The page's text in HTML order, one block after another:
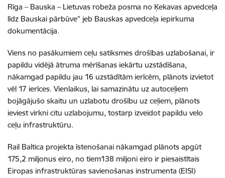
Rīga – Bauska – Lietuvas robeža posma no Ķekavas apvedceļa
līdz Bauskai pārbūve” jeb Bauskas apvedceļa iepirkuma
dokumentācija.
Viens no pasākumiem ceļu satiksmes drošības uzlabošanai, ir
papildu vidējā ātruma mērīšanas iekārtu uzstādīšana,
nākamgad papildu jau 16 uzstādītām ierīcēm, plānots izvietot
vēl 17 ierīces. Vienlaikus, lai samazinātu uz autoceļiem
bojāgājušo skaitu un uzlabotu drošību uz ceļiem, plānots
ieviest virkni citu uzlabojumu, tostarp izveidot papildu velo
ceļu infrastruktūru.
Rail Baltica projekta īstenošanai nākamgad plānots apgūt
175,2 miljonus eiro, no tiem138 miljoni eiro ir piesaistītais
Eiropas infrastruktūras savienošanas instrumenta (EISI)